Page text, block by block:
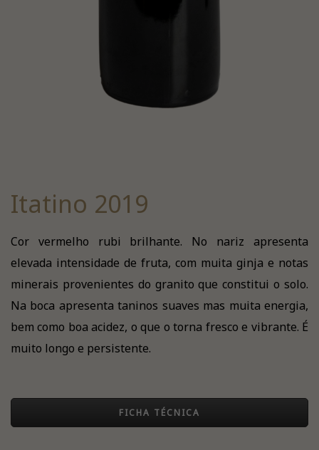
Itatino 2019
Cor vermelho rubi brilhante. No nariz apresenta
elevada intensidade de fruta, com muita ginja e notas
minerais provenientes do granito que constitui o solo.
Na boca apresenta taninos suaves mas muita energia,
bem como boa acidez, o que o torna fresco e vibrante. É
muito longo e persistente.
FICHA TÉCNICA